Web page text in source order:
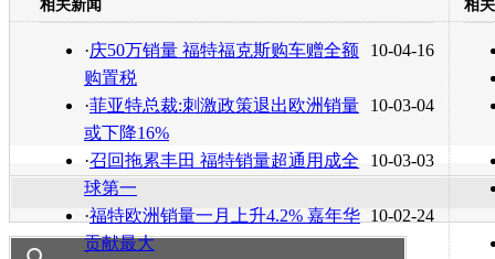
转发至：
相关新闻
10-04-16
·庆50万销量 福特福克斯购车赠全额
购置税
10-03-04
·菲亚特总裁:刺激政策退出欧洲销量
或下降16%
10-03-03
·召回拖累丰田 福特销量超通用成全
球第一
10-02-24
·福特欧洲销量一月上升4.2% 嘉年华
贡献最大
相